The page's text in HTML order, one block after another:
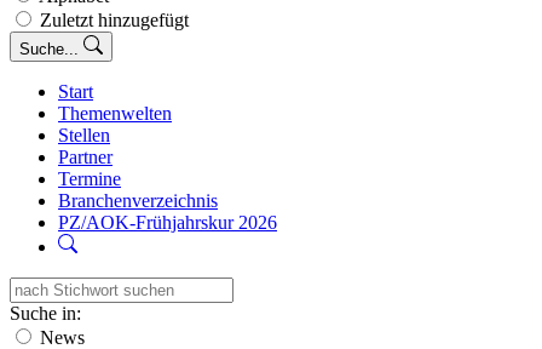
Zuletzt hinzugefügt
Suche...
Start
Themenwelten
Stellen
Partner
Termine
Branchenverzeichnis
PZ/AOK-Frühjahrskur 2026
Suche in:
News